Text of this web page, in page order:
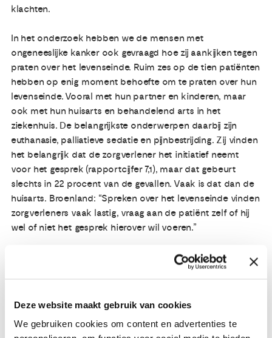
Deze website maakt gebruik van cookies
We gebruiken cookies om content en advertenties te
klachten.
In het onderzoek hebben we de mensen met
ongeneeslijke kanker ook gevraagd hoe zij aankijken tegen
praten over het levenseinde. Ruim zes op de tien patiënten
hebben op enig moment behoefte om te praten over hun
levenseinde. Vooral met hun partner en kinderen, maar
ook met hun huisarts en behandelend arts in het
ziekenhuis. De belangrijkste onderwerpen daarbij zijn
euthanasie, palliatieve sedatie en pijnbestrijding. Zij vinden
het belangrijk dat de zorgverlener het initiatief neemt
voor het gesprek (rapportcijfer 7,1), maar dat gebeurt
slechts in 22 procent van de gevallen. Vaak is dat dan de
huisarts. Broenland: “Spreken over het levenseinde vinden
zorgverleners vaak lastig, vraag aan de patiënt zelf of hij
wel of niet het gesprek hierover wil voeren.”
Wat gebeurt er met deze uitkomsten?
NFK vindt het essentieel dat de zorg van een ziekenhuis
kankerpatiënten ook verder helpt als ze niet meer beter